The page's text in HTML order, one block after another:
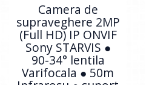
Camera de
supraveghere 2MP
(Full HD) IP ONVIF
Sony STARVIS ●
90-34° lentila
Varifocala ● 50m